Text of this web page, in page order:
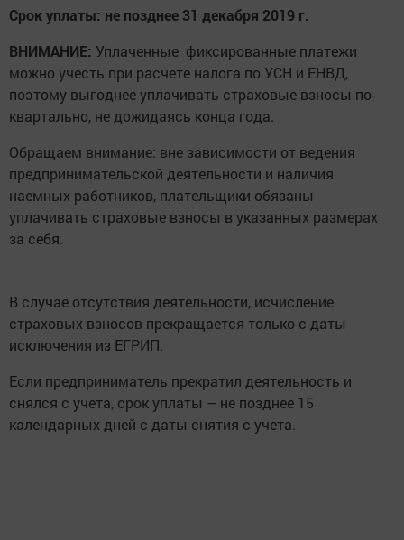
Срок уплаты: не позднее 31 декабря 2019 г.
ВНИМАНИЕ: Уплаченные фиксированные платежи
можно учесть при расчете налога по УСН и ЕНВД,
поэтому выгоднее уплачивать страховые взносы по-
квартально, не дожидаясь конца года.
Обращаем внимание: вне зависимости от ведения
предпринимательской деятельности и наличия
наемных работников, плательщики обязаны
уплачивать страховые взносы в указанных размерах
за себя.
В случае отсутствия деятельности, исчисление
страховых взносов прекращается только с даты
исключения из ЕГРИП.
Если предприниматель прекратил деятельность и
снялся с учета, срок уплаты – не позднее 15
календарных дней с даты снятия с учета.